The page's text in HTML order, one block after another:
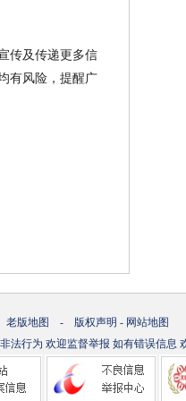
传及传递更多信
有风险，提醒广
老版地图 - 版权声明 - 网站地图
法行为 欢迎监督举报 如有错误信息